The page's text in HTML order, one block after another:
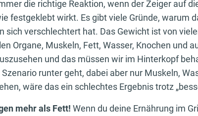
die richtige Reaktion, wenn der Zeiger auf
festgeklebt wirkt. Es gibt viele Gründe, warum
sich verschlechtert hat. Das Gewicht ist von
Organe, Muskeln, Fett, Wasser, Knochen und
und das müssen wir im Hinterkopf
runter geht, dabei aber nur Muskeln,
wäre das ein schlechtes Ergebnis trotz
mehr als Fett! Wenn du deine Ernährung im